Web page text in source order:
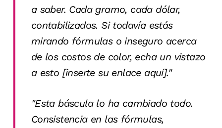
a saber. Cada gramo, cada dólar,
contabilizados. Si todavía estás
mirando fórmulas o inseguro acerca
de los costos de color, echa un vistazo
a esto [inserte su enlace aquí]."
"Esta báscula lo ha cambiado todo.
Consistencia en las fórmulas,